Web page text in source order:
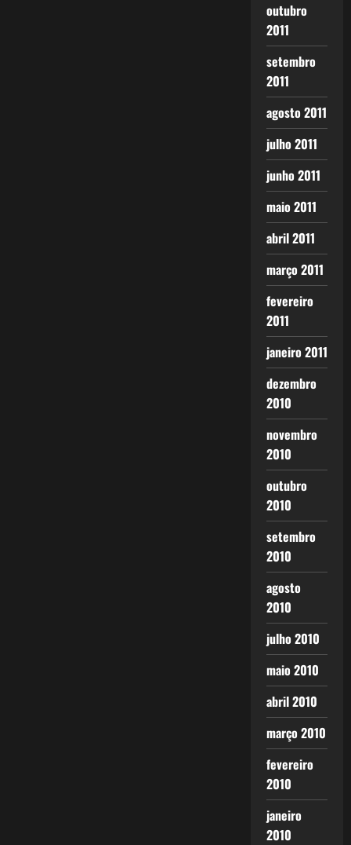
outubro
2011
setembro
2011
agosto 2011
julho 2011
junho 2011
maio 2011
abril 2011
março 2011
fevereiro
2011
janeiro 2011
dezembro
2010
novembro
2010
outubro
2010
setembro
2010
agosto
2010
julho 2010
maio 2010
abril 2010
março 2010
fevereiro
2010
janeiro
2010